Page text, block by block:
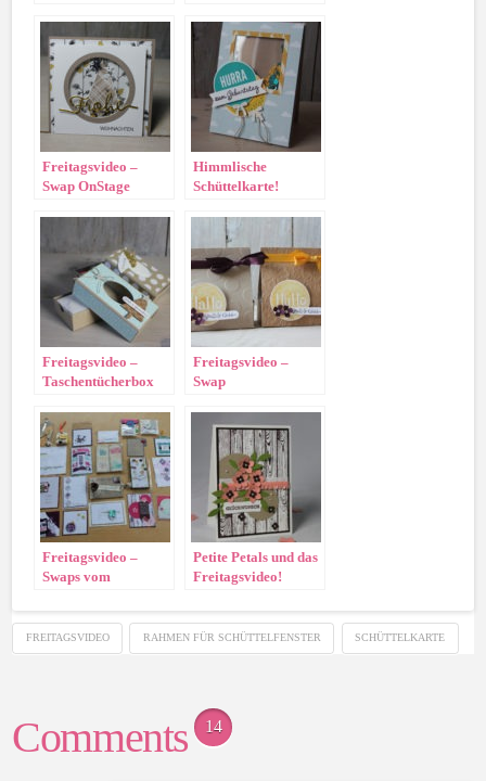
Freitagsvideo –
Swap OnStage
Himmlische
Schüttelkarte!
Freitagsvideo –
Taschentücherbox
Freitagsvideo –
Swap
Freitagsvideo –
Swaps vom
Frankfurt
Petite Petals und das
Freitagsvideo!
FREITAGSVIDEO RAHMEN FÜR SCHÜTTELFENSTER SCHÜTTELKARTE
Comments 14